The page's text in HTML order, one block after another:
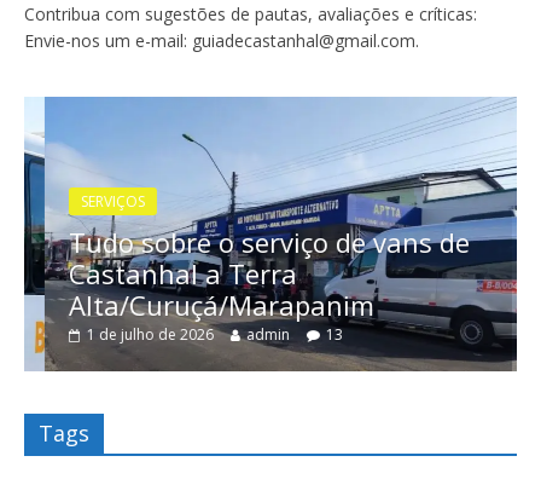
Contribua com sugestões de pautas, avaliações e críticas:
Envie-nos um e-mail: guiadecastanhal@gmail.com.
SERVIÇOS
Tudo sobre o serviço de vans de
Castanhal a Terra
Alta/Curuçá/Marapanim
1 de julho de 2026 admin 13
Tags